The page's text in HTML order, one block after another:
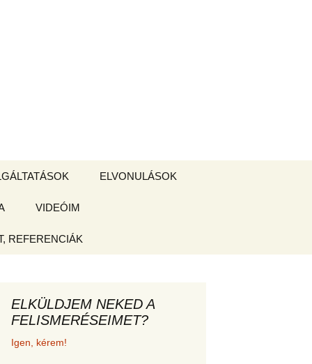
BOLT
ELVONULÁSOK
VIDEÓIM
REFERENCIÁK
az új
és
ELKÜLDJEM NEKED A
FELISMERÉSEIMET?
Igen, kérem!